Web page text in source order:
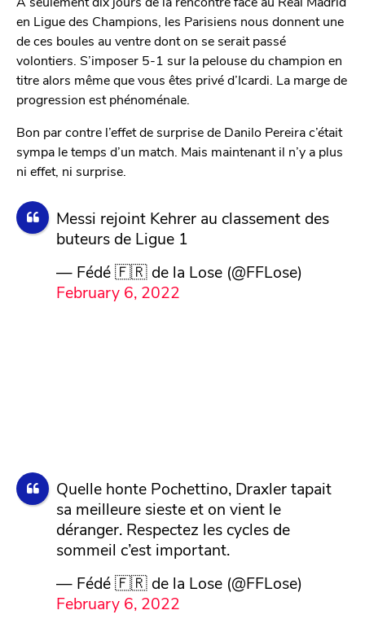
en Ligue des Champions, les Parisiens nous donnent une
de ces boules au ventre dont on se serait passé
volontiers. S’imposer 5-1 sur la pelouse du champion en
titre alors même que vous êtes privé d’Icardi. La marge de
progression est phénoménale.
Bon par contre l’effet de surprise de Danilo Pereira c’était
sympa le temps d’un match. Mais maintenant il n’y a plus
ni effet, ni surprise.
Messi rejoint Kehrer au classement des
buteurs de Ligue 1
— Fédé 🇫🇷 de la Lose (@FFLose)
February 6, 2022
Quelle honte Pochettino, Draxler tapait
sa meilleure sieste et on vient le
déranger. Respectez les cycles de
sommeil c’est important.
— Fédé 🇫🇷 de la Lose (@FFLose)
February 6, 2022